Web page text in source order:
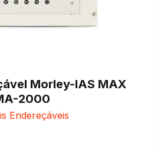
Morley-IAS MAX
2000
Endereçáveis